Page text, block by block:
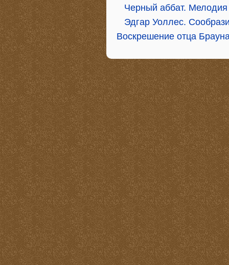
Черный аббат. Мелодия
Эдгар Уоллес.
Воскрешение отца